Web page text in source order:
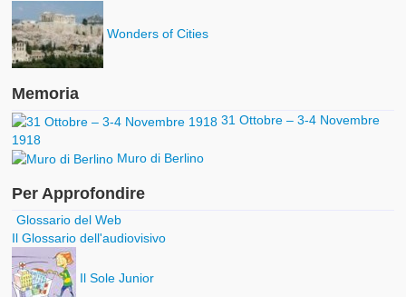
Wonders of Cities
Memoria
31 Ottobre – 3-4 Novembre
1918
Muro di Berlino
Per Approfondire
Glossario del Web
Il Glossario dell'audiovisivo
Il Sole Junior